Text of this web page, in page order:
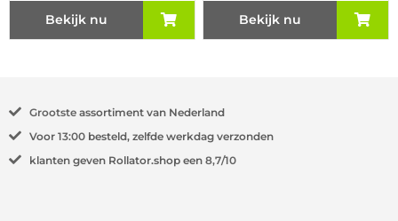
Bekijk nu Bekijk nu
Grootsteassortiment van Nederland
Voor 13:00besteld, zelfde werkdag verzonden
klanten geven Rollator.shop een 8,7/10